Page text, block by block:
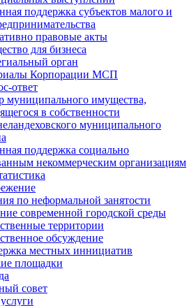
поддержка субъектов малого и
правовые акты
для бизнеса
орган
Корпорации МСП
ответ
муниципального имущества,
в собственности
муниципального
поддержка социально
некоммерческим организациям
по неформальной занятости
современной городской среды
территории
обсуждение
местных иннициатив
площадки
совет